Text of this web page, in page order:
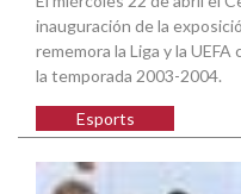
inauguración de la
rememora la Liga y la
la temporada 2003-2004.
Esports